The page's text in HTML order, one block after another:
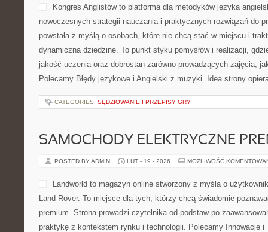
Kongres Anglistów to platforma dla metodyków języka
nowoczesnych strategii nauczania i praktycznych rozwiązań do
powstała z myślą o osobach, które nie chcą stać w miejscu i
dynamiczną dziedzinę. To punkt styku pomysłów i realizacji,
jakość uczenia oraz dobrostan zarówno prowadzących zajęcia,
Polecamy Błędy językowe i Angielski z muzyki. Idea strony
CATEGORIES: SĘDZIOWANIE I PRZEPISY GRY
SAMOCHODY ELEKTRYCZNE
POSTED BY ADMIN LUT - 19 - 2026 MOŻLIWOŚĆ
Landworld to magazyn online stworzony z myślą o
Land Rover. To miejsce dla tych, którzy chcą świadomie
premium. Strona prowadzi czytelnika od podstaw po
praktykę z kontekstem rynku i technologii. Polecamy Innowacje i